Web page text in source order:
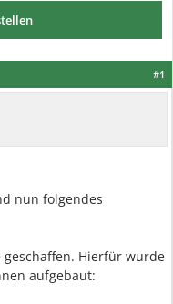
#1
nun folgendes
Hierfür wurde
aufgebaut: